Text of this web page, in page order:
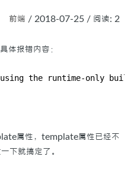
前端 / 2018-07-25 / 阅读: 2
报错内容：
using the runtime-only
属性，template属性已经不
下就搞定了。